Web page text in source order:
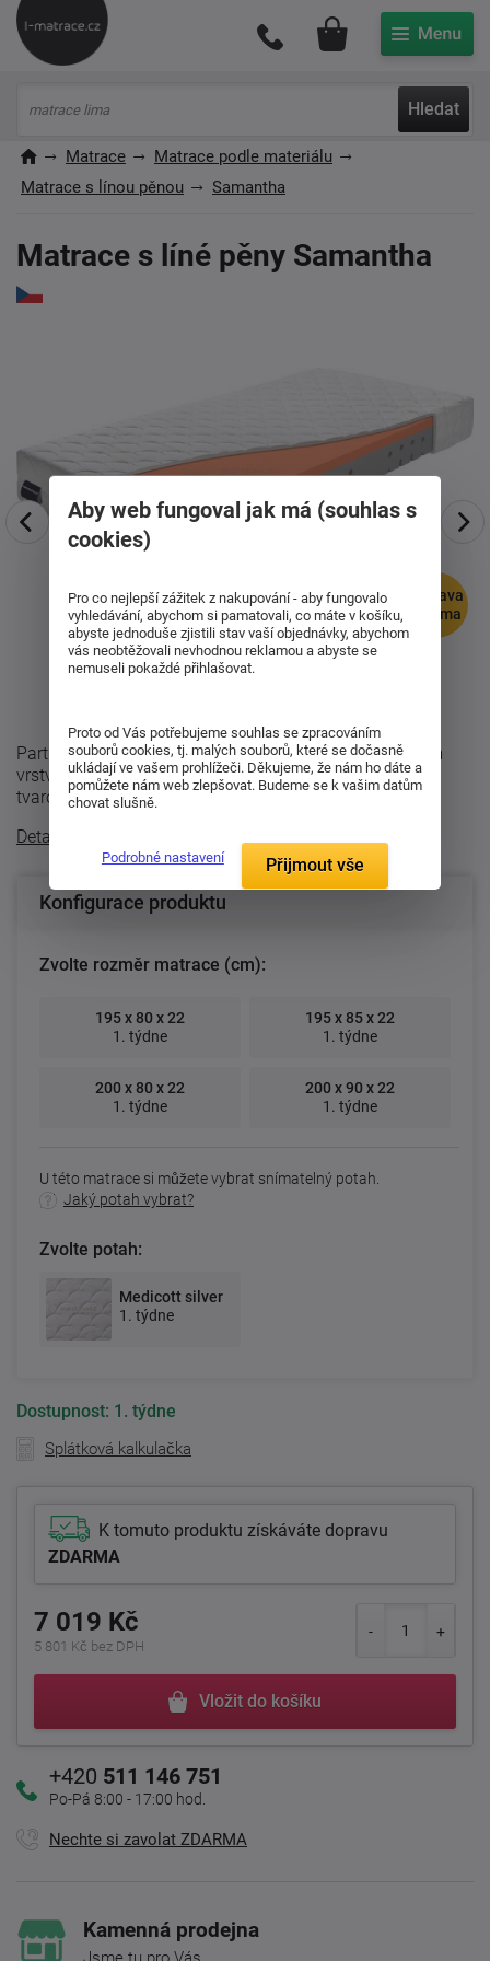
Hledat
Můj účet
Matrace
Matrace podle materiálu
Matrace s línou pěnou
Samantha
Matrace s líné pěny Samantha
doprava
zdarma
Partnerská zdravotní matrace Samantha s hrubou 5 cm
vrstvou z VISCO elastické paměťové pěny a speciálně
tvarovaným pěnovým jádrem se 7 fyzio ...
Detailní popis
Konfigurace produktu
Zvolte rozměr matrace (cm):
195 x 80 x 22
1. týdne
195 x 85 x 22
1. týdne
200 x 80 x 22
1. týdne
200 x 90 x 22
1. týdne
U této matrace si můžete vybrat snímatelný potah.
Jaký potah vybrat?
Zvolte potah:
Medicott silver
1. týdne
Dostupnost: 1. týdne
Splátková kalkulačka
K tomuto produktu získáváte dopravu
ZDARMA
7 019 Kč
5 801 Kč bez DPH
Vložit do košíku
+420 511 146 751
Po-Pá 8:00 - 17:00 hod.
Nechte si zavolat ZDARMA
Kamenná prodejna
Aby web fungoval jak má (souhlas s
cookies)
Pro co nejlepší zážitek z nakupování - aby fungovalo
vyhledávání, abychom si pamatovali, co máte v košíku,
abyste jednoduše zjistili stav vaší objednávky, abychom
vás neobtěžovali nevhodnou reklamou a abyste se
nemuseli pokaždé přihlašovat.
Proto od Vás potřebujeme souhlas se zpracováním
souborů cookies, tj. malých souborů, které se dočasně
ukládají ve vašem prohlížeči. Děkujeme, že nám ho dáte a
pomůžete nám web zlepšovat. Budeme se k vašim datům
chovat slušně.
Podrobné nastavení Přijmout vše